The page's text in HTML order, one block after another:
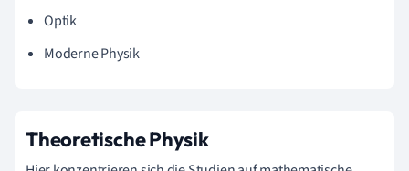
Optik
Moderne Physik
Theoretische Physik